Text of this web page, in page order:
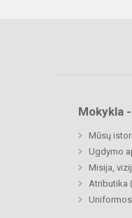
Mokykla
Mūsų
Ugdymo
Misija,
Atributika
Uniformos